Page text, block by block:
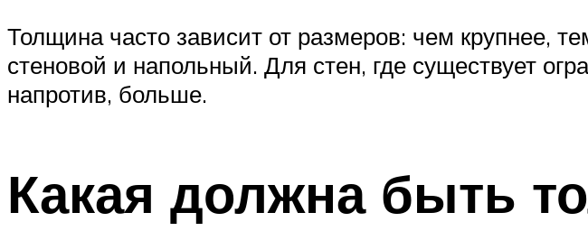
Толщина часто зависит от размеров: чем крупнее,
стеновой и напольный. Для стен, где существует
напротив, больше.
Какая должна быть